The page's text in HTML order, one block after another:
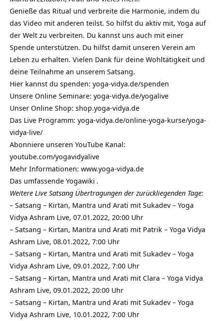
Genieße das Ritual und verbreite die Harmonie, indem du
das Video mit anderen teilst. So hilfst du aktiv mit, Yoga auf
der Welt zu verbreiten. Du kannst uns auch mit einer
Spende unterstützen. Du hilfst damit unseren Verein am
Leben zu erhalten. Vielen Dank für deine Wohltätigkeit und
deine Teilnahme an unserem Satsang.
Hier kannst du spenden: yoga-vidya.de/spenden
Unsere Online Seminare: yoga-vidya.de/yogalive
Unser Online Shop: shop.yoga-vidya.de
Das Live Programm: yoga-vidya.de/online-yoga-kurse/yoga-
vidya-live/
Abonniere unseren YouTube Kanal:
youtube.com/yogavidyalive
Mehr Informationen: www.yoga-vidya.de
Das umfassende Yogawiki .
Weitere Live Satsang Übertragungen der zurückliegenden Tage:
– Satsang – Kirtan, Mantra und Arati mit Sukadev – Yoga
Vidya Ashram Live, 07.01.2022, 20:00 Uhr
– Satsang – Kirtan, Mantra und Arati mit Patrik – Yoga Vidya
Ashram Live, 08.01.2022, 7:00 Uhr
– Satsang – Kirtan, Mantra und Arati mit Sukadev – Yoga
Vidya Ashram Live, 09.01.2022, 7:00 Uhr
– Satsang – Kirtan, Mantra und Arati mit Clara – Yoga Vidya
Ashram Live, 09.01.2022, 20:00 Uhr
– Satsang – Kirtan, Mantra und Arati mit Sukadev – Yoga
Vidya Ashram Live, 10.01.2022, 7:00 Uhr